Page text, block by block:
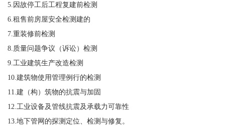
5.因故停工后工程复建前检测
6.租售前房屋安全检测建的
7.重装修前检测
8.质量问题争议（诉讼）检测
9.工业建筑生产改造检测
10.建筑物使用管理例行的检测
11.建（构）筑物的抗震与加固
12.工业设备及管线抗震及承载力可靠性
13.地下管网的探测定位、检测与修复。